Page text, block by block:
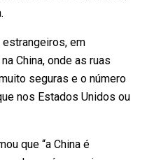
em
China, onde as ruas
seguras e o número
nos Estados Unidos ou
que “a China é